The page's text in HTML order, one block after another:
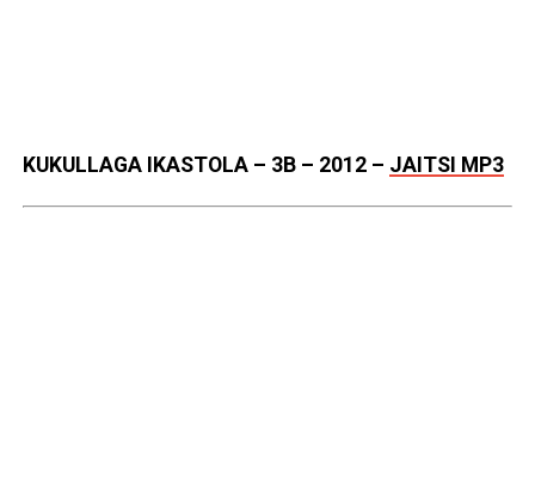
KUKULLAGA IKASTOLA – 3B – 2012– JAITSI MP3